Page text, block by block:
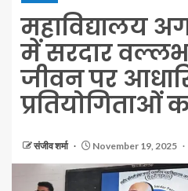
महाविद्यालय
में सरदार
जीवन पर
संजीव शर्मा November 19, 2025